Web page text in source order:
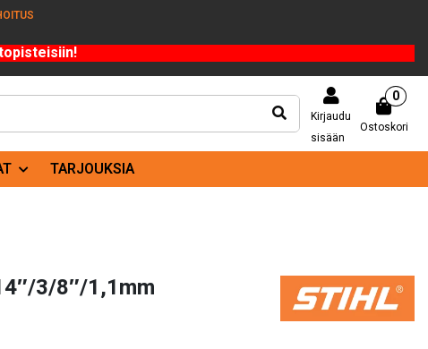
Kirjaudu
sisään
Ostoskori
0
TARJOUKSIA
3/8″/1,1mm